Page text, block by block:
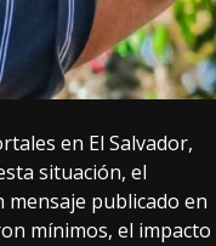
en El Salvador,
situación, el
mensaje publicado en
mínimos, el impacto